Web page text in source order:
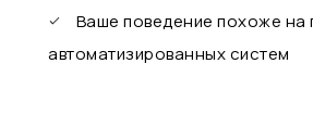
Ваше поведение похоже на
автоматизированных систем